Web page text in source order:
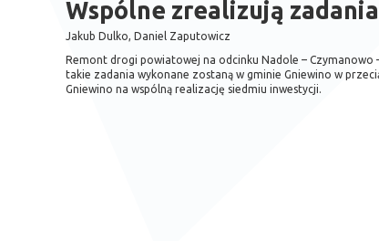
Wspólne zrealizują
Jakub Dulko, Daniel Zaputowicz
Remont drogi powiatowej na odcinku Nadole –
takie zadania wykonane zostaną w gminie Gniewino w
Gniewino na wspólną realizację siedmiu inwestycji.